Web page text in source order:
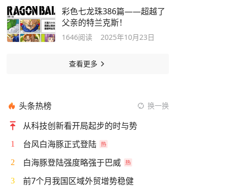
彩色七龙珠386篇——超越了
父亲的特兰克斯！
1646阅读 2025年10月23日
查看更多
头条热榜 换一换
从科技创新看开局起步的时与势
1 台风白海豚正式登陆
2 白海豚登陆强度略强于巴威
3 前7个月我国区域外贸增势稳健